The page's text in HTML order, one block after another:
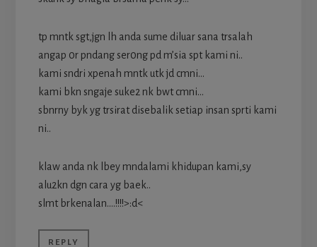
tp mntk sgt,jgn lh anda sume diluar sana trsalah
angap 0r pndang ser0ng pd m’sia spt kami ni..
kami sndri xpenah mntk utk jd cmni…
kami bkn sngaje suke2 nk bwt cmni…
sbnrny byk yg trsirat disebalik setiap insan sprti kami
ni..
klaw anda nk lbey mndalami khidupan kami,sy
alu2kn dgn cara yg baek..
slmt brkenalan….!!!!>:d<
REPLY